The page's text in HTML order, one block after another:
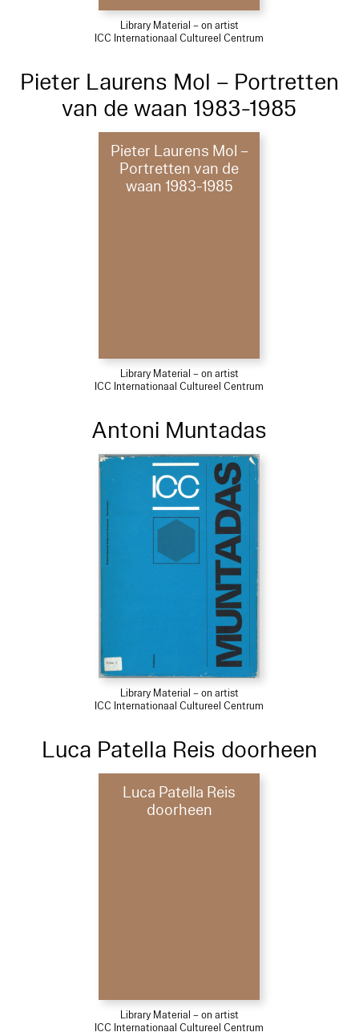
Library Material – on artist
ICC Internationaal Cultureel Centrum
Pieter Laurens Mol – Portretten
van de waan 1983-1985
Pieter Laurens Mol –
Portretten van de
waan 1983-1985
Library Material – on artist
ICC Internationaal Cultureel Centrum
Antoni Muntadas
Library Material – on artist
ICC Internationaal Cultureel Centrum
Luca Patella Reis doorheen
Luca Patella Reis
doorheen
Library Material – on artist
ICC Internationaal Cultureel Centrum